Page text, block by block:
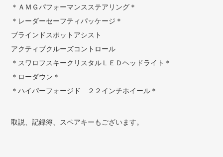
＊ＡＭＧパフォーマンスステアリング＊
＊レーダーセーフティパッケージ＊
ブラインドスポットアシスト
アクティブクルーズコントロール
＊スワロフスキークリスタルＬＥＤヘッドライト＊
＊ローダウン＊
＊ハイパーフォージド ２２インチホイール＊
取説、記録簿、スペアキーもございます。